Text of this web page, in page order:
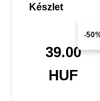
Készlet
-
39.00
HUF